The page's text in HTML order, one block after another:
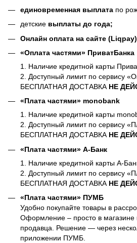
единовременная выплата по
детские выплаты до года;
Онлайн оплата на сайте (Liqpay)
«Оплата частями» ПриватБанка
1. Наличие кредитной карты
2. Доступный лимит по сервису
БЕСПЛАТНАЯ ДОСТАВКА НЕ
«Плата частями» monobank
1. Наличие кредитной карты
2. Доступный лимит по сервису
БЕСПЛАТНАЯ ДОСТАВКА НЕ
«Плата частями» А-Банк
1. Наличие кредитной карты А-
2. Доступный лимит по сервису
БЕСПЛАТНАЯ ДОСТАВКА НЕ
«Плата частями» ПУМБ
Удобно покупайте товары в
Оформление – просто в магазине
продавца. Решение — через
приложении ПУМБ.